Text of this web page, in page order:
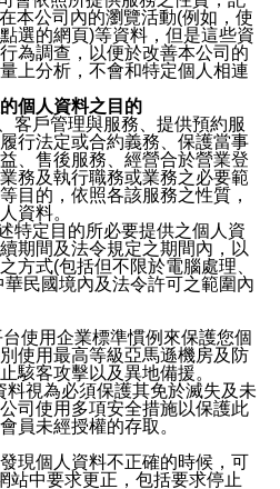
本公司內的瀏覽活動(例如，使
選的網頁)等資料，但是這些資
為調查，以便於改善本公司的
上分析，不會和特定個人相連
個人資料之目的
客戶管理與服務、提供預約服
行法定或合約義務、保護當事
、售後服務、經營合於營業登
務及執行職務或業務之必要範
目的，依照各該服務之性質，
資料。
特定目的所必要提供之個人資
期間及法令規定之期間內，以
方式(包括但不限於電腦處理、
民國境內及法令許可之範圍內
使用企業標準慣例來保護您個
使用最高等級亞馬遜機房及防
駭客攻擊以及異地備援。
料視為必須保護其免於滅失及未
司使用多項安全措施以保護此
員未經授權的存取。
現個人資料不正確的時候，可
站中要求更正，包括要求停止